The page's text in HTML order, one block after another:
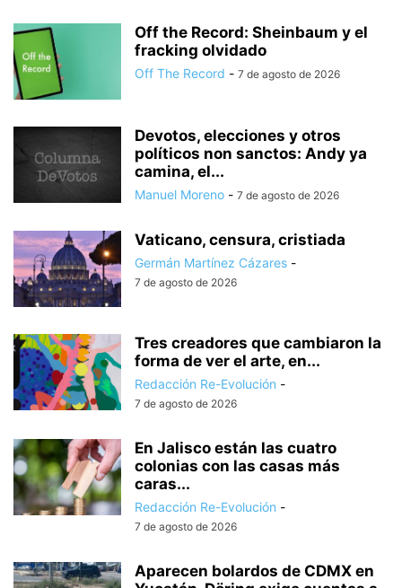
Off the Record: Sheinbaum y el
fracking olvidado
Off The Record - 7 de agosto de 2026
Devotos, elecciones y otros
políticos non sanctos: Andy ya
camina, el...
Manuel Moreno - 7 de agosto de 2026
Vaticano, censura, cristiada
Germán Martínez Cázares -
7 de agosto de 2026
Tres creadores que cambiaron la
forma de ver el arte, en...
Redacción Re-Evolución -
7 de agosto de 2026
En Jalisco están las cuatro
colonias con las casas más
caras...
Redacción Re-Evolución -
7 de agosto de 2026
Aparecen bolardos de CDMX en